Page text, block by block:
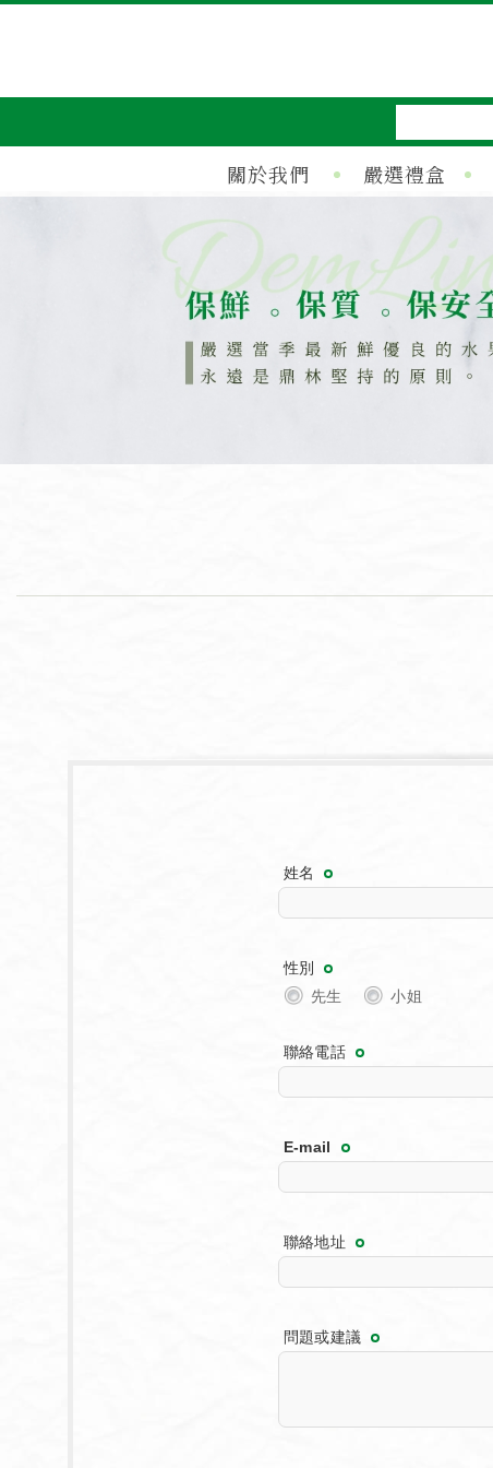
關於我們 嚴選禮盒
姓名
性別
先生
小姐
聯絡電話
E-mail
聯絡地址
問題或建議